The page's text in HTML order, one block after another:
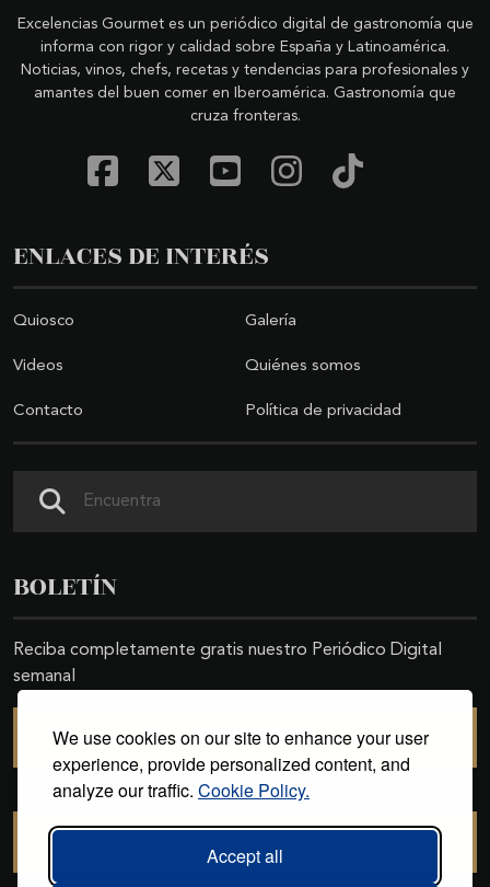
We use cookies on our site to enhance your user
experience, provide personalized content, and
analyze our traffic. Cookie Policy.
Accept all
Excelencias Gourmet es un periódico digital de gastronomía que
informa con rigor y calidad sobre España y Latinoamérica.
Noticias, vinos, chefs, recetas y tendencias para profesionales y
amantes del buen comer en Iberoamérica. Gastronomía que
cruza fronteras.
ENLACES DE INTERÉS
Quiosco Galería
Videos Quiénes somos
Contacto Política de privacidad
BOLETÍN
Reciba completamente gratis nuestro Periódico Digital
semanal
SUSCRIBIRSE